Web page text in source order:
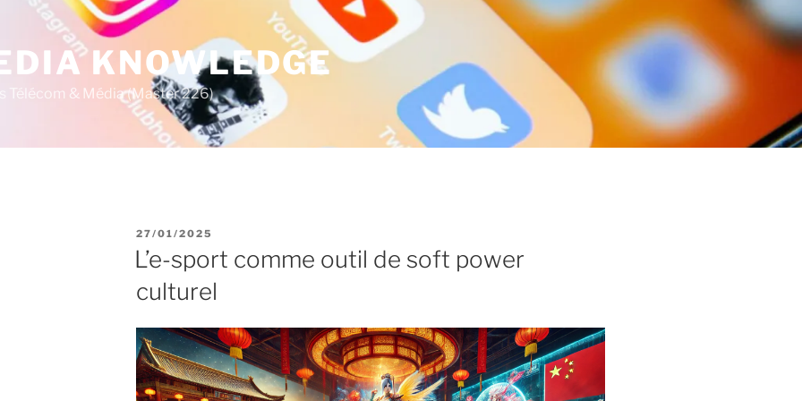
KNOWLEDGE
Télécom & Média (Master 226)
P
U
I
É
E
27/01/2025
L’e-sport comme outil de soft power
culturel